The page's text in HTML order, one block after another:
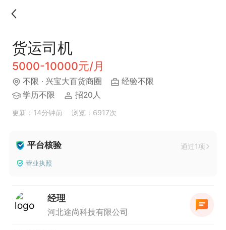
货运司机
5000-10000元/月
不限 · 兴宝大百货商圈
经验不限
学历不限
招20人
更新：14分钟前 浏览：6917次
平台核验 通过1项
营业执照
经理
河北途尚科技有限公司